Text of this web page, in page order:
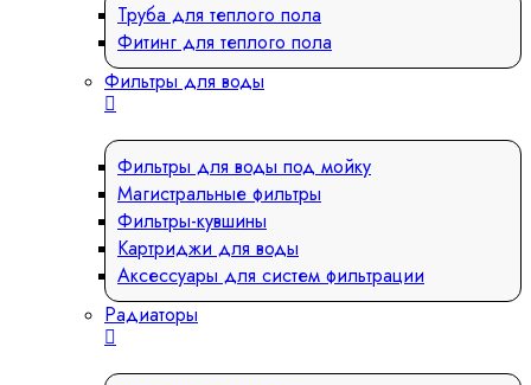
Труба для теплого пола
Фитинг для теплого пола
Фильтры для воды
Фильтры для воды под мойку
Магистральные фильтры
Фильтры-кувшины
Картриджи для воды
Аксессуары для систем фильтрации
Радиаторы